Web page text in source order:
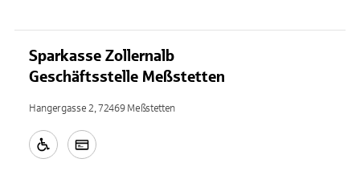
Sparkasse Zollernalb
Geschäftsstelle Meßstetten
Hangergasse 2, 72469 Meßstetten